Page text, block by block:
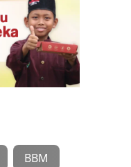
BBM